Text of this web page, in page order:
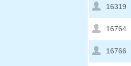
16319
16764
16766